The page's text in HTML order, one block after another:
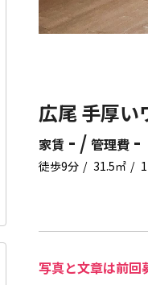
広尾 手厚い
家賃 - / 管理費 -
徒歩9分 31.5㎡
写真と文章は前回